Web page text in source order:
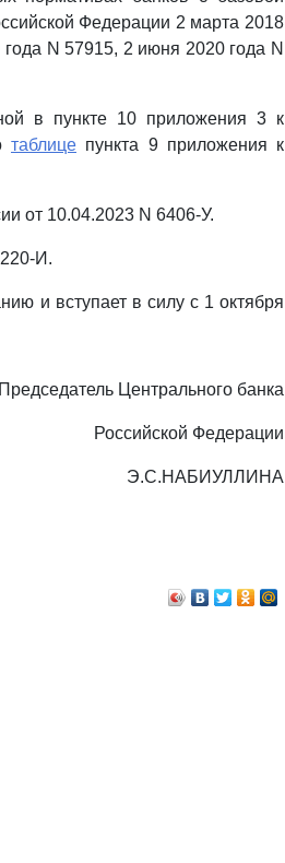
Федерации 2 марта 2018
N 57915, 2 июня 2020 года N
в пункте 10 приложения 3 к
таблице пункта 9 приложения к
от 10.04.2023 N 6406-У.
И.
и вступает в силу с 1 октября
Председатель Центрального банка
Российской Федерации
Э.С.НАБИУЛЛИНА